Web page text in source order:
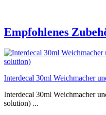
Empfohlenes
Interdecal 30ml Weichmacher
Interdecal 30ml Weichmacher
solution) ...